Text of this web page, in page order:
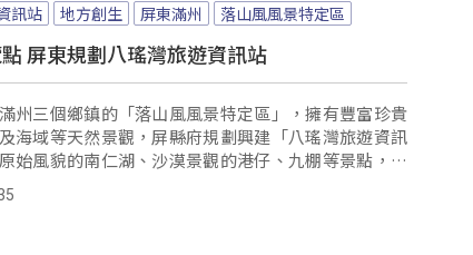
訊站 地方創生 屏東滿州 落山風風景特定區
屏東規劃八瑤灣旅遊資訊站
州三個鄉鎮的「落山風風景特定區」，擁有豐富珍貴
海域等天然景觀，屏縣府規劃興建「八瑤灣旅遊資訊
始風貌的南仁湖、沙漠景觀的港仔、九棚等景點，主
滿驚奇的滿州鄉。